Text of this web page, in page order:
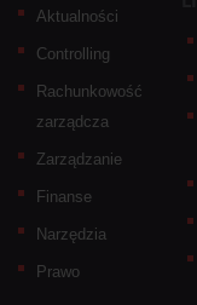
Aktualności
Controlling
Rachunkowość
zarządcza
Zarządzanie
Finanse
Narzędzia
Prawo